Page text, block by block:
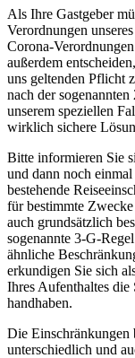
Als Ihre Gastgeber
Verordnungen
Corona-
außerdem
uns geltenden Pflicht
nach der
unserem speziellen
wirklich sichere
Bitte informieren Sie
und dann noch
bestehende
für bestimmte
auch grundsätzlich
sogenannte 3-G-
ähnliche
erkundigen Sie sich
Ihres Aufenthaltes die
handhaben.
Die Einschränkungen
unterschiedlich und